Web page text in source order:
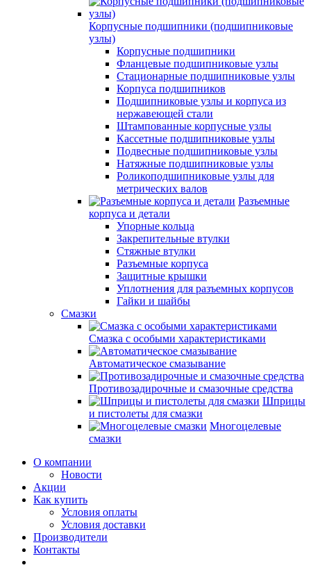
Корпусные подшипники (подшипниковые
узлы)
Корпусные подшипники
Фланцевые подшипниковые узлы
Стационарные подшипниковые узлы
Корпуса подшипников
Подшипниковые узлы и корпуса из
нержавеющей стали
Штампованные корпусные узлы
Кассетные подшипниковые узлы
Подвесные подшипниковые узлы
Натяжные подшипниковые узлы
Роликоподшипниковые узлы для
метрических валов
Разъемные
корпуса и детали
Упорные кольца
Закрепительные втулки
Стяжные втулки
Разъемные корпуса
Защитные крышки
Уплотнения для разъемных корпусов
Гайки и шайбы
Смазки
Смазка с особыми характеристиками
Автоматическое смазывание
Противозадирочные и смазочные средства
Шприцы
и пистолеты для смазки
Многоцелевые
смазки
О компании
Новости
Акции
Как купить
Условия оплаты
Условия доставки
Производители
Контакты